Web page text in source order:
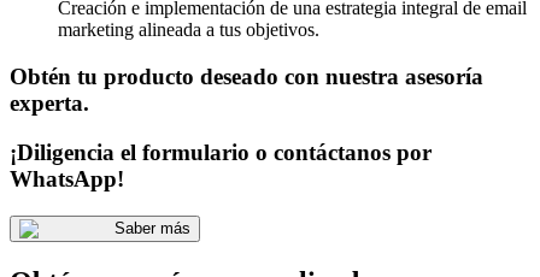
Creación e implementación de una estrategia integral de email
marketing alineada a tus objetivos.
Obtén tu producto deseado con nuestra asesoría
experta.
¡Diligencia el formulario o contáctanos por
WhatsApp!
Saber más